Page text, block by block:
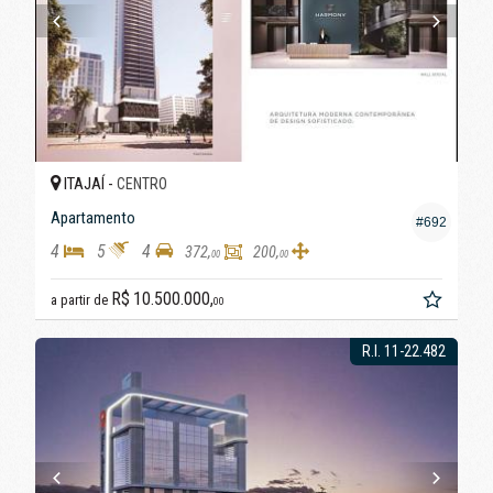
#692
ITAJAÍ - CENTRO
Apartamento
4 5 4 372,00 200,00
a partir de R$ 10.500.000,00
R.I. 11-22.482